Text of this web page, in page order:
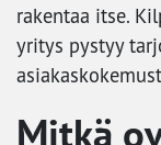
rakentaa itse.
yritys pystyy
Mitkä